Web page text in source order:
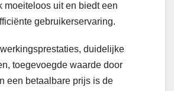
moeiteloos uit en biedt een
gebruikerservaring.
duidelijke
toegevoegde waarde door
een betaalbare prijs is de